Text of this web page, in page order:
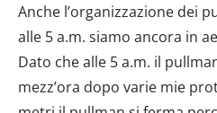
Anche l’organizzazione dei
alle 5 a.m. siamo ancora in
Dato che alle 5 a.m. il
mezz’ora dopo varie mie